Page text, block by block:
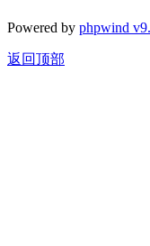
Powered by phpwind
返回顶部